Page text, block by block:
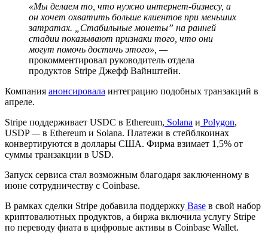
«Мы делаем то, что нужно интернет-бизнесу, а
он хочет охватить больше клиентов при меньших
затратах. „Стабильные монеты” на ранней
стадии показывают признаки того, что они
могут помочь достичь этого», —
прокомментировал руководитель отдела
продуктов Stripe Джефф Вайнштейн.
Компания анонсировала интеграцию подобных транзакций в
апреле.
Stripe поддерживает USDC в Ethereum, Solana и Polygon,
USDP—в Ethereum и Solana. Платежи в стейблкоинах
конвертируются в доллары США. Фирма взимает 1,5% от
суммы транзакции в USD.
Запуск сервиса стал возможным благодаря заключенному в
июне сотрудничеству с Coinbase.
В рамках сделки Stripe добавила поддержку Base в свой набор
криптовалютных продуктов, а биржа включила услугу Stripe
по переводу фиата в цифровые активы в Coinbase Wallet.